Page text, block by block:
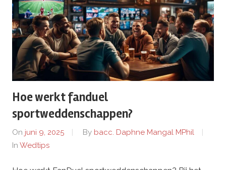
Hoe werkt fanduel
sportweddenschappen?
On juni 9, 2025 By bacc. Daphne Mangal MPhil
In Wedtips